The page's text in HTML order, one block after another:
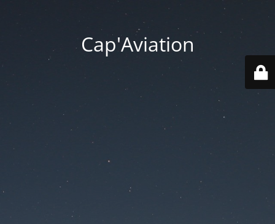
Cap'Aviation